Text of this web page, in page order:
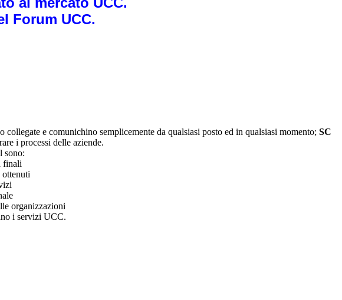
Forum UCC.
collegate e comunichino semplicemente da qualsiasi posto ed in qualsiasi momento; SC
i processi delle aziende.
sono:
finali
ottenuti
organizzazioni
i servizi UCC.